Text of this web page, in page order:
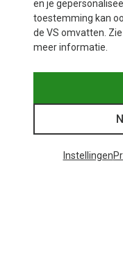
en je
toestemming kan
de VS omvatten.
meer informatie.
Instellingen